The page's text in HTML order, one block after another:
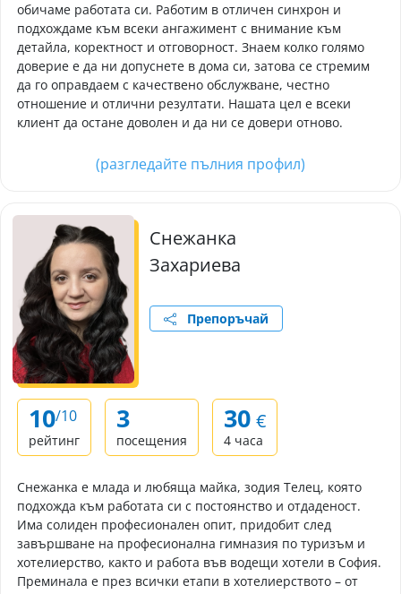
обичаме работата си. Работим в отличен синхрон и
подхождаме към всеки ангажимент с внимание към
детайла, коректност и отговорност. Знаем колко голямо
доверие е да ни допуснете в дома си, затова се стремим
да го оправдаем с качествено обслужване, честно
отношение и отлични резултати. Нашата цел е всеки
клиент да остане доволен и да ни се довери отново.
(разгледайте пълния профил)
Снежанка
Захариева
Препоръчай
10/10
рейтинг
3
посещения
30 €
4 часа
Снежанка е млада и любяща майка, зодия Телец, която
подхожда към работата си с постоянство и отдаденост.
Има солиден професионален опит, придобит след
завършване на професионална гимназия по туризъм и
хотелиерство, както и работа във водещи хотели в София.
Преминала е през всички етапи в хотелиерството – от